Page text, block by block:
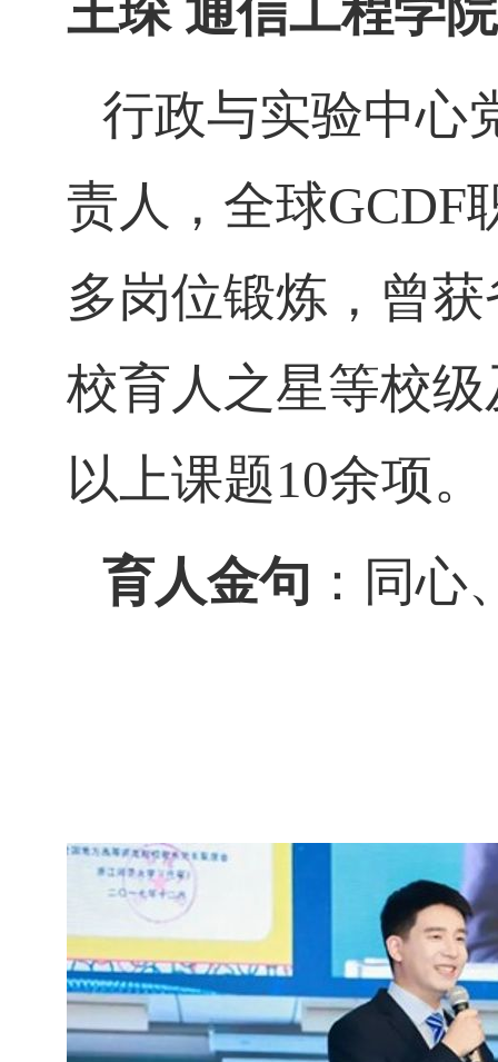
王琛 通信工程学
行政与实验中心
责人，全球GCDF
多岗位锻炼，曾
校育人之星等校
以上课题10余项。
育人金句 ：同心